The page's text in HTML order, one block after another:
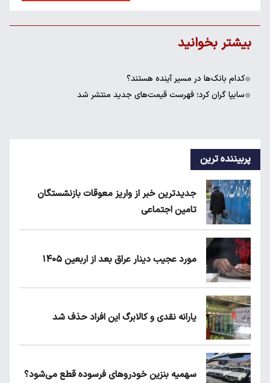
بیشتر بخوانید
کدام بانک‌ها در مسیر آینده هستند؟
سایپا گران کرد؛ فهرست قیمت‌های جدید منتشر شد
پربیننده ترین
جدیدترین خبر از واریز معوقات بازنشستگان
تامین اجتماعی
مورد عجیب دینار عراق بعد از اربعین ۱۴۰۵
یارانه نقدی و کالابرگ این افراد حذف شد
سهمیه بنزین خودروهای فرسوده قطع می‌شود؟